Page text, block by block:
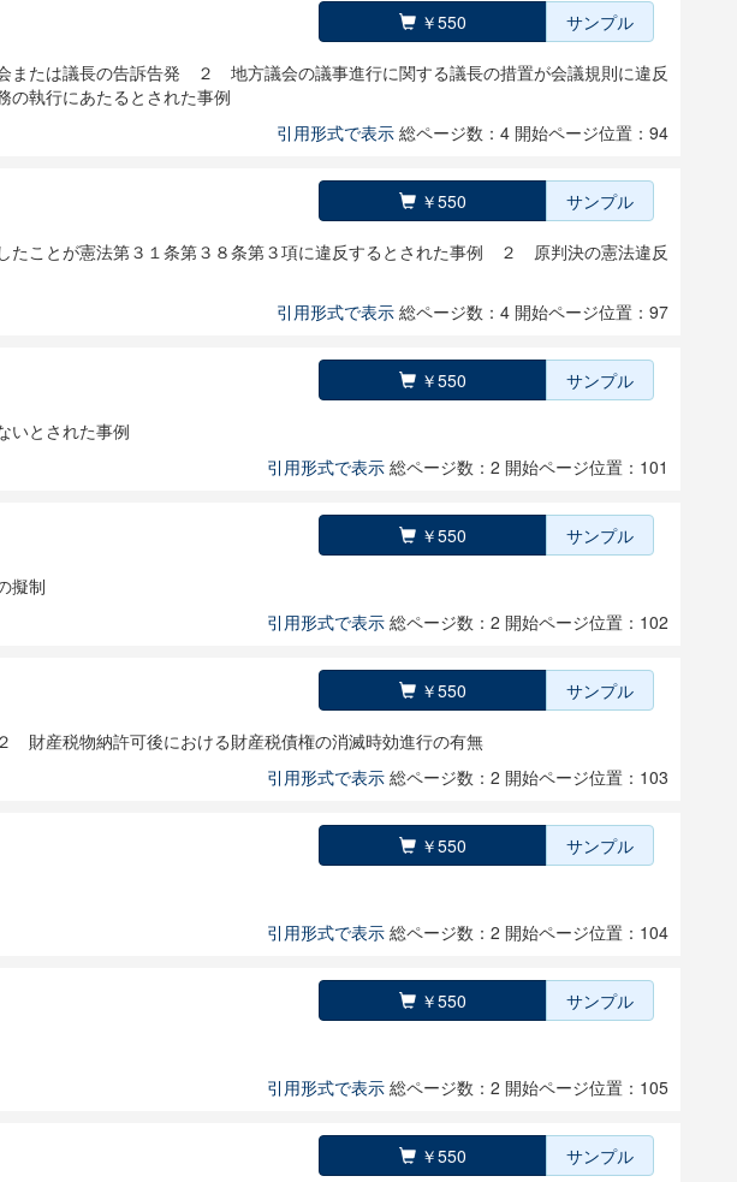
￥550 サンプル
または議長の告訴告発 ２ 地方議会の議事進行に関する議長の措置が会議規則に違反
の執行にあたるとされた事例
引用形式で表示 総ページ数：4 開始ページ位置：94
￥550 サンプル
たことが憲法第３１条第３８条第３項に違反するとされた事例 ２ 原判決の憲法違反
引用形式で表示 総ページ数：4 開始ページ位置：97
￥550 サンプル
いとされた事例
引用形式で表示 総ページ数：2 開始ページ位置：101
￥550 サンプル
擬制
引用形式で表示 総ページ数：2 開始ページ位置：102
￥550 サンプル
産税物納許可後における財産税債権の消滅時効進行の有無
引用形式で表示 総ページ数：2 開始ページ位置：103
￥550 サンプル
引用形式で表示 総ページ数：2 開始ページ位置：104
￥550 サンプル
引用形式で表示 総ページ数：2 開始ページ位置：105
￥550 サンプル